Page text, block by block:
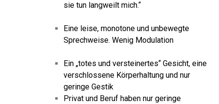
sie tun langweilt mich.“
Eine leise, monotone und unbewegte
Sprechweise. Wenig Modulation
Ein „totes und versteinertes“ Gesicht, eine
verschlossene Körperhaltung und nur
geringe Gestik
Privat und Beruf haben nur geringe